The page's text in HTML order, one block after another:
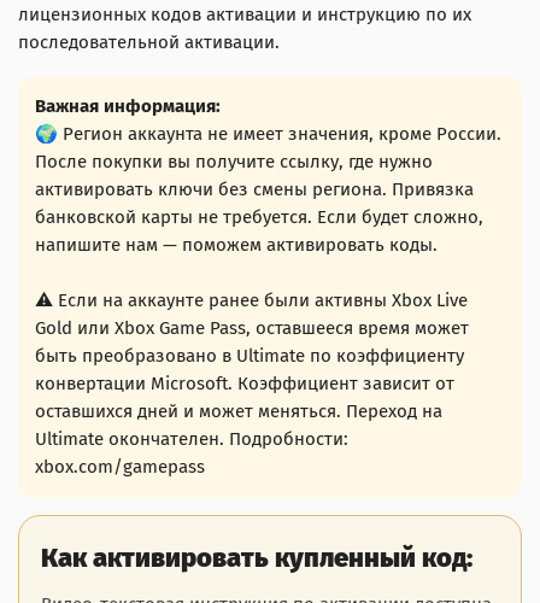
лицензионных кодов активации и инструкцию по их
последовательной активации.
Важная информация:
🌍 Регион аккаунта не имеет значения, кроме России.
После покупки вы получите ссылку, где нужно
активировать ключи без смены региона. Привязка
банковской карты не требуется. Если будет сложно,
напишите нам — поможем активировать коды.
⚠ Если на аккаунте ранее были активны Xbox Live
Gold или Xbox Game Pass, оставшееся время может
быть преобразовано в Ultimate по коэффициенту
конвертации Microsoft. Коэффициент зависит от
оставшихся дней и может меняться. Переход на
Ultimate окончателен. Подробности:
xbox.com/gamepass
Как активировать купленный код: